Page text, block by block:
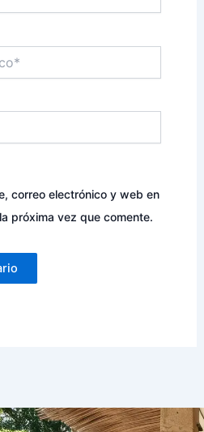
correo electrónico y web en
próxima vez que comente.